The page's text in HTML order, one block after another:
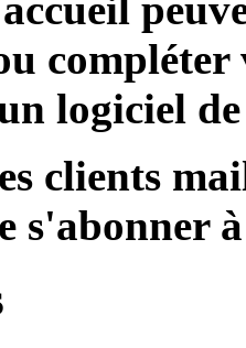
logiciel
clients
s'abonner